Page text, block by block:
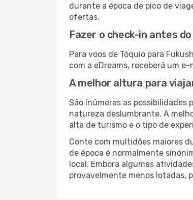
durante a época de pico de
ofertas.
Fazer o check-in antes do
Para voos de Tóquio para
com a eDreams, receberá um
A melhor altura para
São inúmeras as
natureza deslumbrante. A
alta de turismo e o tipo de
Conte com multidões maiores
de época é normalmente
local. Embora algumas
provavelmente menos lotadas,